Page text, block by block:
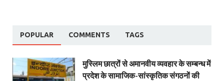
POPULAR COMMENTS TAGS
मुस्लिम छात्रों से अमानवीय व्यवहार के सम्बन्ध में
प्रदेश के सामाजिक-सांस्कृतिक संगठनों की